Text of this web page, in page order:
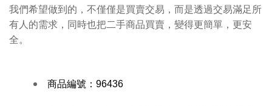
我們希望做到的，不僅僅是買賣交易，而是透過交易滿足所
有人的需求，同時也把二手商品買賣，變得更簡單，更安
全。
商品編號： 96436